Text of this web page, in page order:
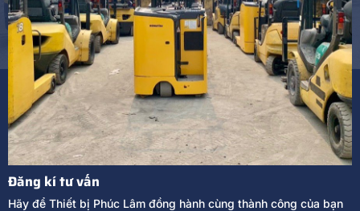
Đăng kí tư vấn
Hãy để Thiết bị Phúc Lâm đồng hành cùng thành công của bạn